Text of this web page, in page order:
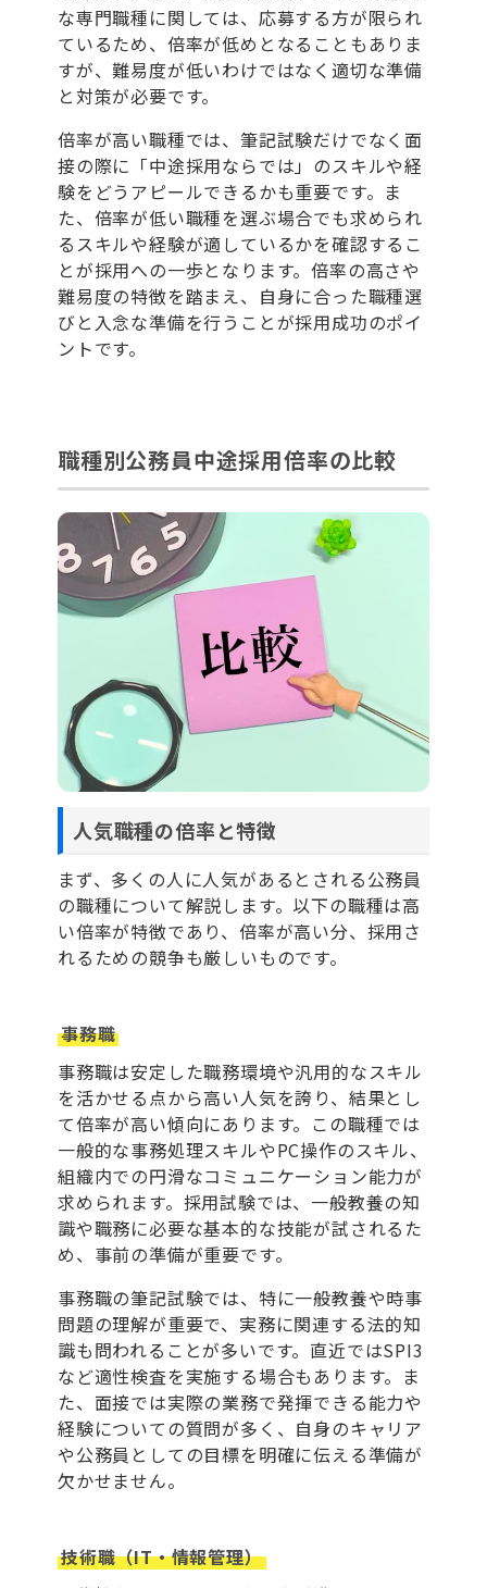
な専門職種に関しては、応募する方が限られ
ているため、倍率が低めとなることもありま
すが、難易度が低いわけではなく適切な準備
と対策が必要です。
倍率が高い職種では、筆記試験だけでなく面
接の際に「中途採用ならでは」のスキルや経
験をどうアピールできるかも重要です。ま
た、倍率が低い職種を選ぶ場合でも求められ
るスキルや経験が適しているかを確認するこ
とが採用への一歩となります。倍率の高さや
難易度の特徴を踏まえ、自身に合った職種選
びと入念な準備を行うことが採用成功のポイ
ントです。
職種別公務員中途採用倍率の比較
人気職種の倍率と特徴
まず、多くの人に人気があるとされる公務員
の職種について解説します。以下の職種は高
い倍率が特徴であり、倍率が高い分、採用さ
れるための競争も厳しいものです。
事務職
事務職は安定した職務環境や汎用的なスキル
を活かせる点から高い人気を誇り、結果とし
て倍率が高い傾向にあります。この職種では
一般的な事務処理スキルやPC操作のスキル、
組織内での円滑なコミュニケーション能力が
求められます。採用試験では、一般教養の知
識や職務に必要な基本的な技能が試されるた
め、事前の準備が重要です。
事務職の筆記試験では、特に一般教養や時事
問題の理解が重要で、実務に関連する法的知
識も問われることが多いです。直近ではSPI3
など適性検査を実施する場合もあります。ま
た、面接では実際の業務で発揮できる能力や
経験についての質問が多く、自身のキャリア
や公務員としての目標を明確に伝える準備が
欠かせません。
技術職（IT・情報管理）